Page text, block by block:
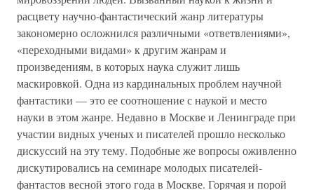
расцвету научно-фантастический жанр литературы
закономерно осложнился различными «ответвлениями»,
«переходными видами» к другим жанрам и
произведениям, в которых наука служит лишь
маскировкой. Одна из кардинальных проблем научной
фантастики — это ее соотношение с наукой и место
науки в этом жанре. Недавно в Москве и Ленинграде при
участии видных ученых и писателей прошло несколько
дискуссий на эту тему. Подобные же вопросы оживленно
дискутировались на семинаре молодых писателей-
фантастов весной этого года в Москве. Горячая и порой